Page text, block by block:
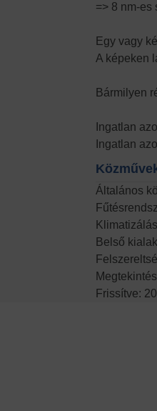
=> 8 nm-es
Egy vagy
A képeken
Bármilyen
Ingatlan
Ingatlan
Általános
Belső
Frissítve: